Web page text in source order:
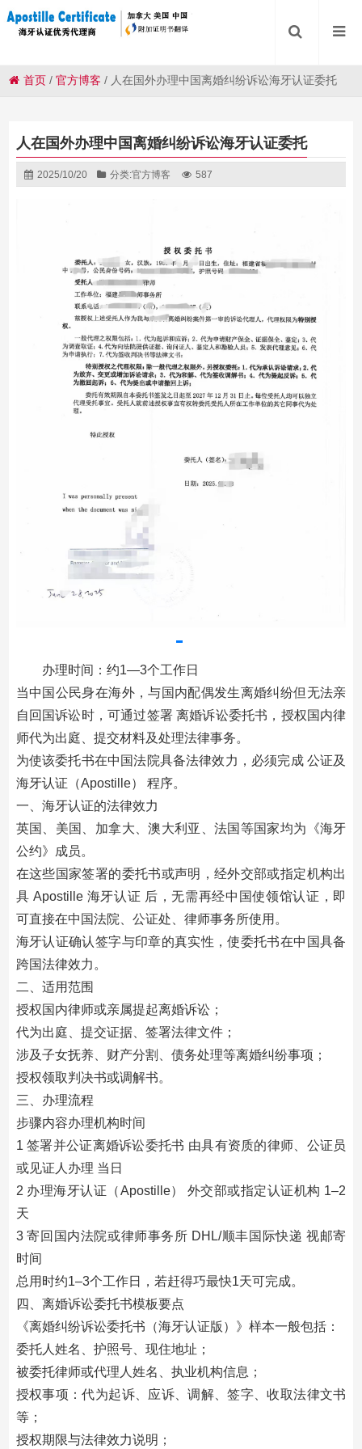
首页 /官方博客 / 人在国外办理中国离婚纠纷诉讼海牙认证委托
人在国外办理中国离婚纠纷诉讼海牙认证委托
2025/10/20 分类:官方博客 587
办理时间：约1—3个工作日
当中国公民身在海外，与国内配偶发生离婚纠纷但无法亲
自回国诉讼时，可通过签署 离婚诉讼委托书，授权国内律
师代为出庭、提交材料及处理法律事务。
为使该委托书在中国法院具备法律效力，必须完成 公证及
海牙认证（Apostille） 程序。
一、海牙认证的法律效力
英国、美国、加拿大、澳大利亚、法国等国家均为《海牙
公约》成员。
在这些国家签署的委托书或声明，经外交部或指定机构出
具 Apostille 海牙认证 后，无需再经中国使领馆认证，即
可直接在中国法院、公证处、律师事务所使用。
海牙认证确认签字与印章的真实性，使委托书在中国具备
跨国法律效力。
二、适用范围
授权国内律师或亲属提起离婚诉讼；
代为出庭、提交证据、签署法律文件；
涉及子女抚养、财产分割、债务处理等离婚纠纷事项；
授权领取判决书或调解书。
三、办理流程
步骤内容办理机构时间
1 签署并公证离婚诉讼委托书 由具有资质的律师、公证员
或见证人办理 当日
2 办理海牙认证（Apostille） 外交部或指定认证机构 1–2
天
3 寄回国内法院或律师事务所 DHL/顺丰国际快递 视邮寄
时间
总用时约1–3个工作日，若赶得巧最快1天可完成。
四、离婚诉讼委托书模板要点
《离婚纠纷诉讼委托书（海牙认证版）》样本一般包括：
委托人姓名、护照号、现住地址；
被委托律师或代理人姓名、执业机构信息；
授权事项：代为起诉、应诉、调解、签字、收取法律文书
等；
授权期限与法律效力说明；